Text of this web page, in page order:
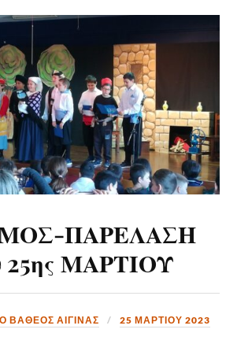
ΠΑΡΕΛΑΣΗ
25ης ΜΑΡΤΙΟΥ
ΒΑΘΕΟΣ ΑΙΓΙΝΑΣ 25 ΜΑΡΤΊΟΥ 2023